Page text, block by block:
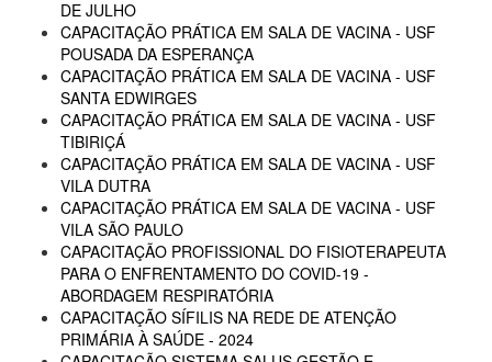
DE JULHO
CAPACITAÇÃO PRÁTICA EM SALA DE VACINA - USF
POUSADA DA ESPERANÇA
CAPACITAÇÃO PRÁTICA EM SALA DE VACINA - USF
SANTA EDWIRGES
CAPACITAÇÃO PRÁTICA EM SALA DE VACINA - USF
TIBIRIÇÁ
CAPACITAÇÃO PRÁTICA EM SALA DE VACINA - USF
VILA DUTRA
CAPACITAÇÃO PRÁTICA EM SALA DE VACINA - USF
VILA SÃO PAULO
CAPACITAÇÃO PROFISSIONAL DO FISIOTERAPEUTA
PARA O ENFRENTAMENTO DO COVID-19 -
ABORDAGEM RESPIRATÓRIA
CAPACITAÇÃO SÍFILIS NA REDE DE ATENÇÃO
PRIMÁRIA À SAÚDE - 2024